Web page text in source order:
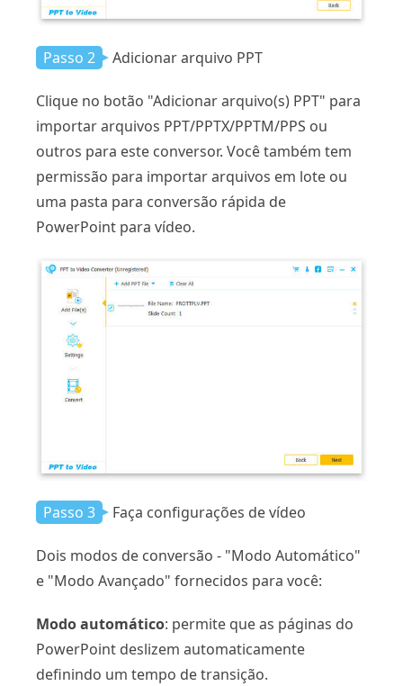
Passo 2 Adicionar arquivo PPT
Clique no botão "Adicionar arquivo(s) PPT" para
importar arquivos PPT/PPTX/PPTM/PPS ou
outros para este conversor. Você também tem
permissão para importar arquivos em lote ou
uma pasta para conversão rápida de
PowerPoint para vídeo.
Passo 3 Faça configurações de vídeo
Dois modos de conversão - "Modo Automático"
e "Modo Avançado" fornecidos para você:
Modo automático: permite que as páginas do
PowerPoint deslizem automaticamente
definindo um tempo de transição.